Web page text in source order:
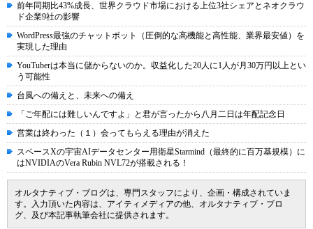
前年同期比43%成長、世界クラウド市場における上位3社シェアとネオクラウ
ド企業9社の影響
WordPress最強のチャットボット（圧倒的な高機能と高性能、業界最安値）を
実現した理由
YouTuberは本当に儲からないのか。収益化した20人に1人が月30万円以上とい
う可能性
台風への備えと、未来への備え
「ご年配には難しいんですよ」と君が言ったから八月二日は年配記念日
営業は終わった（１）会ってもらえる理由が消えた
スペースXの宇宙AIデータセンター用衛星Starmind（最終的に百万基規模）に
はNVIDIAのVera Rubin NVL72が搭載される！
オルタナティブ・ブログは、専門スタッフにより、企画・構成されていま
す。入力頂いた内容は、アイティメディアの他、オルタナティブ・ブロ
グ、及び本記事執筆会社に提供されます。